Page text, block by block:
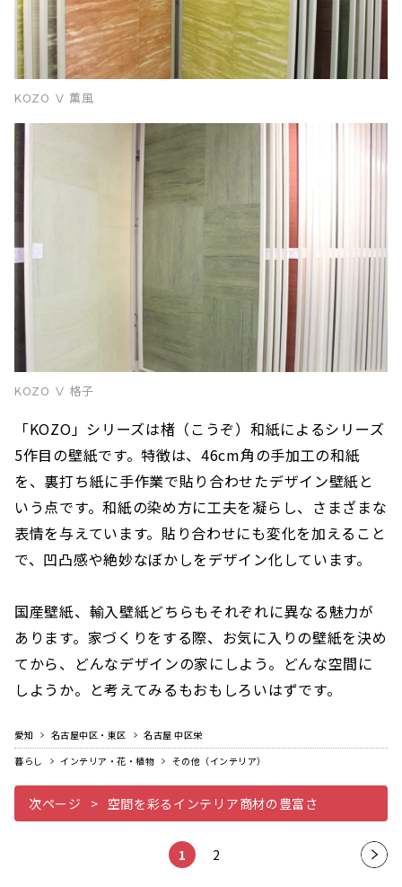
KOZO Ⅴ 薫風
KOZO Ⅴ 格子
「KOZO」シリーズは楮（こうぞ）和紙によるシリーズ
5作目の壁紙です。特徴は、46cm角の手加工の和紙
を、裏打ち紙に手作業で貼り合わせたデザイン壁紙と
いう点です。和紙の染め方に工夫を凝らし、さまざまな
表情を与えています。貼り合わせにも変化を加えること
で、凹凸感や絶妙なぼかしをデザイン化しています。
国産壁紙、輸入壁紙どちらもそれぞれに異なる魅力が
あります。家づくりをする際、お気に入りの壁紙を決め
てから、どんなデザインの家にしよう。どんな空間に
しようか。と考えてみるもおもしろいはずです。
愛知 名古屋中区・東区
名古屋 中区栄
暮らし
インテリア・花・植物 その他（インテリア）
次ページ 空間を彩るインテリア商材の豊富さ
1 2
次の